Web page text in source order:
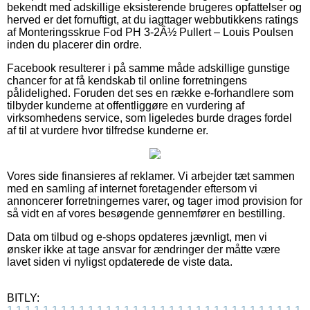
bekendt med adskillige eksisterende brugeres opfattelser og
herved er det fornuftigt, at du iagttager webbutikkens ratings
af Monteringsskrue Fod PH 3-2Â½ Pullert – Louis Poulsen
inden du placerer din ordre.
Facebook resulterer i på samme måde adskillige gunstige
chancer for at få kendskab til online forretningens
pålidelighed. Foruden det ses en række e-forhandlere som
tilbyder kunderne at offentliggøre en vurdering af
virksomhedens service, som ligeledes burde drages fordel
af til at vurdere hvor tilfredse kunderne er.
Vores side finansieres af reklamer. Vi arbejder tæt sammen
med en samling af internet foretagender eftersom vi
annoncerer forretningernes varer, og tager imod provision for
så vidt en af vores besøgende gennemfører en bestilling.
Data om tilbud og e-shops opdateres jævnligt, men vi
ønsker ikke at tage ansvar for ændringer der måtte være
lavet siden vi nyligst opdaterede de viste data.
BITLY: